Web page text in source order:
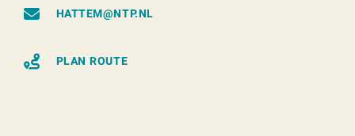
HATTEM@NTP.NL
PLAN ROUTE